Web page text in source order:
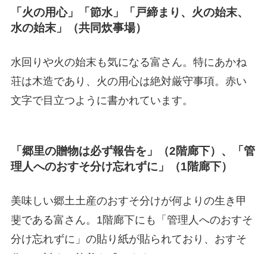
「火の用心」「節水」「戸締まり、火の始末、
水の始末」（共同炊事場）
水回りや火の始末も気になる富さん。特にあかね
荘は木造であり、火の用心は絶対厳守事項。赤い
文字で目立つように書かれています。
「郷里の贈物は必ず報告を」（2階廊下）、「管
理人へのおすそ分け忘れずに」（1階廊下）
美味しい郷土土産のおすそ分けが何よりの生き甲
斐である富さん。1階廊下にも「管理人へのおすそ
分け忘れずに」の貼り紙が貼られており、おすそ